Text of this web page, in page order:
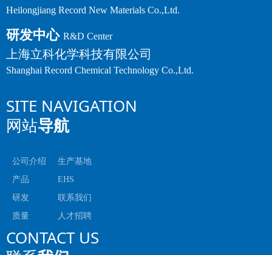
公司介绍
产品
研发
质量
生产基地
EHS
联系我们
人才招聘
SITE NAVIGATION
网站导航
CONTACT US
Heilongjiang Record New Materials Co.,Ltd.
研发中心 R&D Center
上海立科化学科技有限公司
Shanghai Record Chemical Technology Co.,Ltd.